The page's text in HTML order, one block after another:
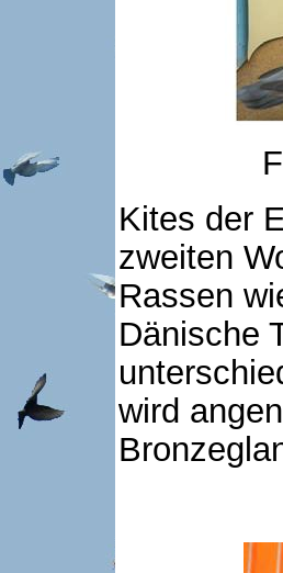
Kites der
zweiten
Rassen
Dänische
wird